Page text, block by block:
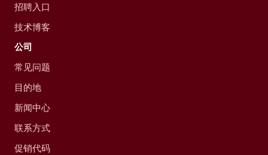
招聘入口
技术博客
公司
常见问题
目的地
新闻中心
联系方式
促销代码